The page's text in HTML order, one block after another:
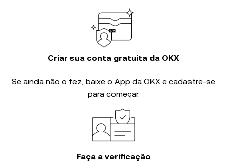
Criar sua conta gratuita da OKX
Se ainda não o fez, baixe o App da OKX e cadastre-se
para começar.
Faça a verificação